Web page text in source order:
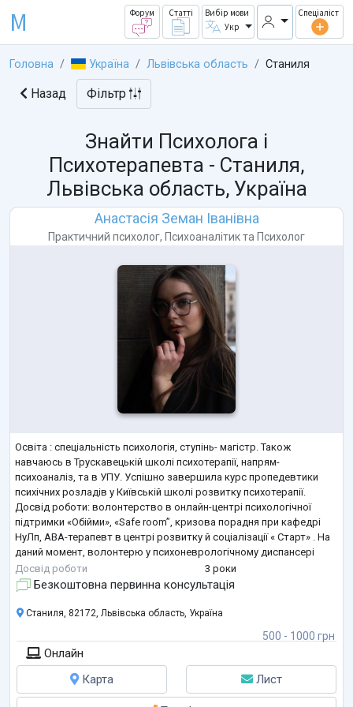
M Форум Статті
Вибір мови
Укр
Спеціаліст
Головна Україна Львівська область Станиля
Назад Фільтр
Знайти Психолога і
Психотерапевта - Станиля,
Львівська область, Україна
Анастасія Земан Іванівна
Практичний психолог, Психоаналітикта Психолог
Освіта : спеціальність психологія, ступінь- магістр. Також
навчаюсь в Трускавецькій школі психотерапії, напрям-
психоаналіз, та в УПУ. Успішно завершила курс пропедевтики
психічних розладів у Київській школі розвитку психотерапії.
Досвід роботи: волонтерство в онлайн-центрі психологічної
підтримки «Обійми», «Safe room”, кризова порадня при кафедрі
НуЛп, ABA-терапевт в центрі розвитку й соціалізації « Старт» . На
даний момент, волонтерю у психоневрологічному диспансері
номер2, м. Львів. Проводжу для пацієнтів казкотерапію, також
займаюсь ку...
Досвід роботи 3 роки
Безкоштовна первинна консультація
500 - 1000 грн
Станиля, 82172, Львівська область, Україна
Онлайн
Карта
Лист